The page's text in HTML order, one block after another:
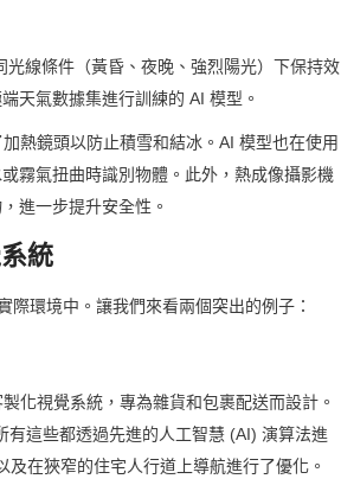
線條件（黃昏、夜晚、強烈陽光）下保持效
天氣數據集進行訓練的 AI 模型。
熱鏡頭以防止積雪和結冰。AI 模型也在使用
霧氣扭曲時識別物體。此外，熱成像攝影機
進一步提升安全性。
統
環境中。讓我們來看兩個突出的例子：
化視覺系統，專為雜貨和包裹配送而設計。
這些都透過先進的人工智慧 (AI) 演算法進
在狹窄的住宅人行道上導航進行了優化。